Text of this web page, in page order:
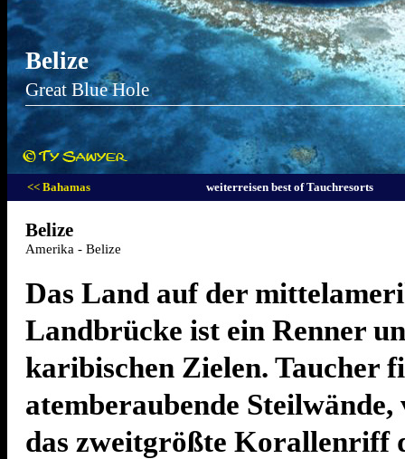
Belize
Great Blue Hole
<< Bahamas weiterreisen best of Tauchresorts
Belize
Amerika - Belize
Das Land auf der
Landbrücke ist ein Renner
karibischen Zielen. Taucher
atemberaubende Steilwände,
das zweitgrößte Korallenriff